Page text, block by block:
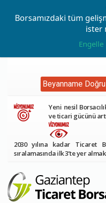
Borsamızdaki tüm
ister
Engelle
Beyanname
Yeni nesil
ve ticari gücünü
2030 yılına kadar Ticaret
sıralamasında ilk 3’te yer